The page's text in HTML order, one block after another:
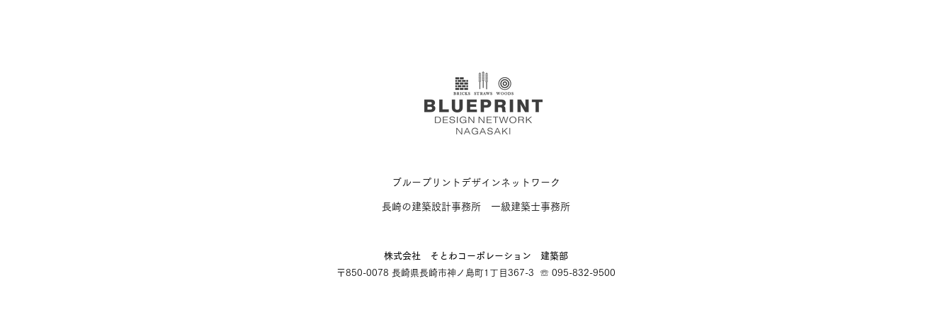
ブループリントデザインネットワーク
長崎の建築設計事務所 一級建築士事務所
​株式会社 そとわコーポレーション 建築部
〒850-0078 長崎県長崎市神ノ島町1丁目367-3 ☏ 095-832-9500